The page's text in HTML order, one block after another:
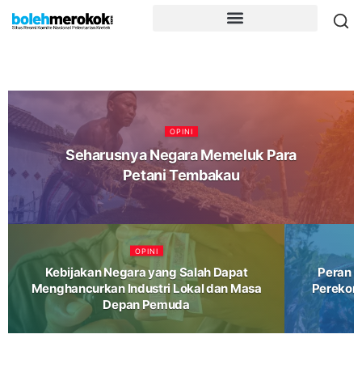
OPINI
Seharusnya Negara Memeluk Para
Petani Tembakau
OPINI
Kebijakan Negara yang Salah Dapat
Menghancurkan Industri Lokal dan Masa
Depan Pemuda
Peran